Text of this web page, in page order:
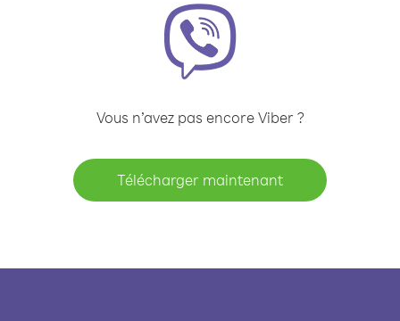
Vous n’avez pas encore Viber ?
Télécharger maintenant